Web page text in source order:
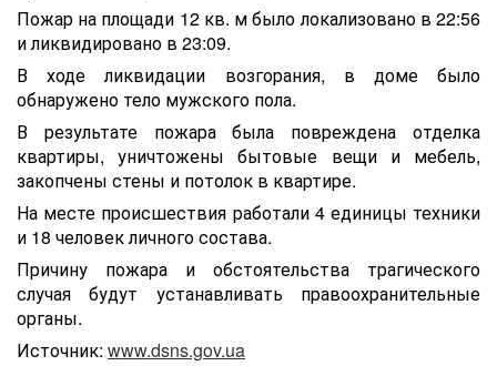
Пожар на площади 12 кв. м было локализовано в 22:56
и ликвидировано в 23:09.
В ходе ликвидации возгорания, в доме было
обнаружено тело мужского пола.
В результате пожара была повреждена отделка
квартиры, уничтожены бытовые вещи и мебель,
закопчены стены и потолок в квартире.
На месте происшествия работали 4 единицы техники
и 18 человек личного состава.
Причину пожара и обстоятельства трагического
случая будут устанавливать правоохранительные
органы.
Источник: www.dsns.gov.ua